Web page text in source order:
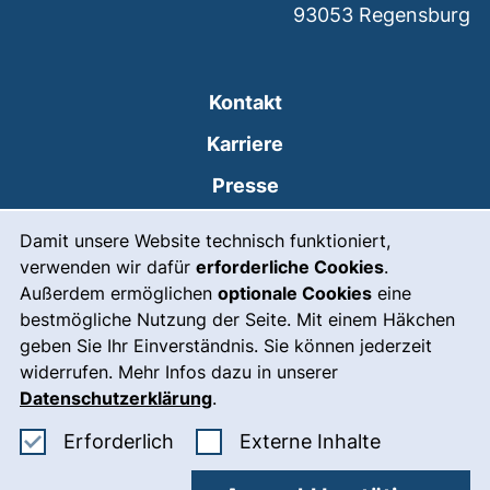
Damit unsere Website technisch funktioniert,
verwenden wir dafür erforderliche Cookies.
Außerdem ermöglichen optionale Cookies eine
bestmögliche Nutzung der Seite. Mit einem Häkchen
geben Sie Ihr Einverständnis. Sie können jederzeit
widerrufen. Mehr Infos dazu in unserer
Datenschutzerklärung.
Erforderlich Erforderliche Cookies akzeptieren
Externe Inhalte: Externe
Kontakt
Karriere
Presse
Leichte Sprache
Gebärdensprache
Notfall(externer Link, öffnet
Impressum
Barrierefreiheit
Datenschutz
93053 Regensburg